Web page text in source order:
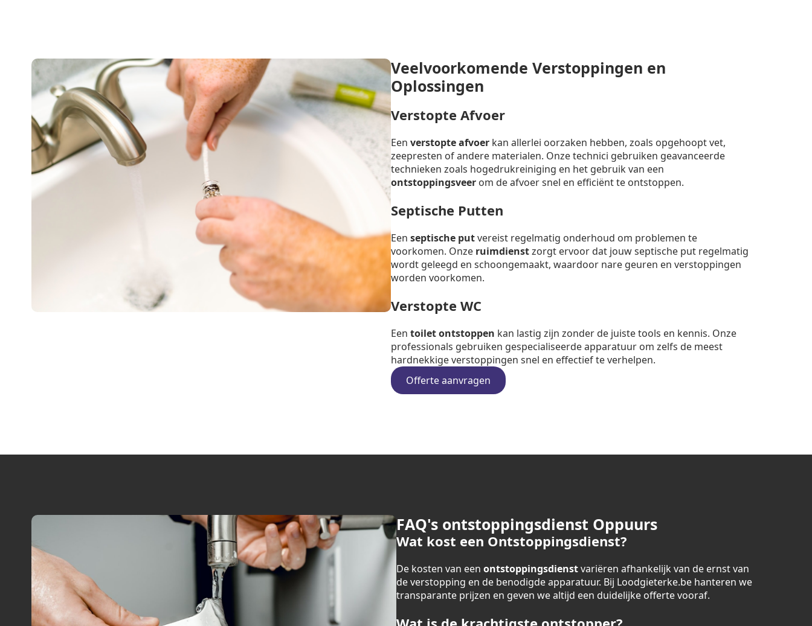
Veelvoorkomende Verstoppingen en
Oplossingen
Verstopte Afvoer
Een verstopte afvoer kan allerlei oorzaken hebben, zoals opgehoopt vet,
zeepresten of andere materialen. Onze technici gebruiken geavanceerde
technieken zoals hogedrukreiniging en het gebruik van een
ontstoppingsveer om de afvoer snel en efficiënt te ontstoppen.
Septische Putten
Een septische putvereist regelmatig onderhoud om problemen te
voorkomen. Onze ruimdienstzorgt ervoor dat jouw septische put regelmatig
wordt geleegd en schoongemaakt, waardoor nare geuren en verstoppingen
worden voorkomen.
Verstopte WC
Een toilet ontstoppen kan lastig zijn zonder de juiste tools en kennis. Onze
professionals gebruiken gespecialiseerde apparatuur om zelfs de meest
hardnekkige verstoppingen snel en effectief te verhelpen.
Offerte aanvragen
FAQ's ontstoppingsdienst Oppuurs
Wat kost een Ontstoppingsdienst?
De kosten van een ontstoppingsdienstvariëren afhankelijk van de ernst van
de verstopping en de benodigde apparatuur. Bij Loodgieterke.be hanteren we
transparante prijzen en geven we altijd een duidelijke offerte vooraf.